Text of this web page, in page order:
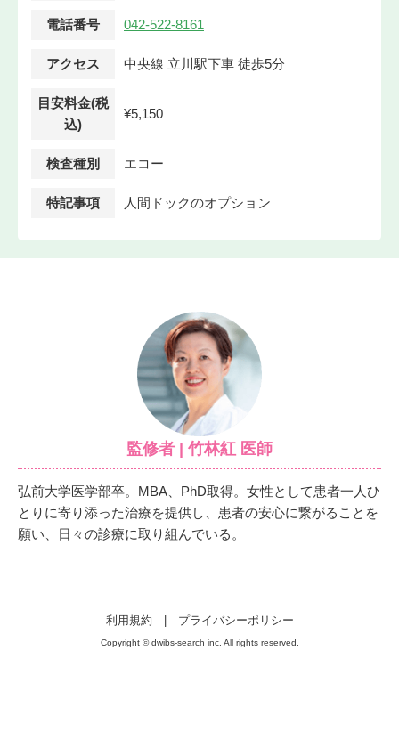
電話番号 042-522-8161
アクセス 中央線 立川駅下車 徒歩5分
目安料金(税
込)
¥5,150
検査種別 エコー
特記事項 人間ドックのオプション
監修者 | 竹林紅 医師
弘前大学医学部卒。MBA、PhD取得。女性として患者一人ひ
とりに寄り添った治療を提供し、患者の安心に繋がることを
願い、日々の診療に取り組んでいる。
利用規約 | プライバシーポリシー
Copyright © dwibs-search inc. All rights reserved.